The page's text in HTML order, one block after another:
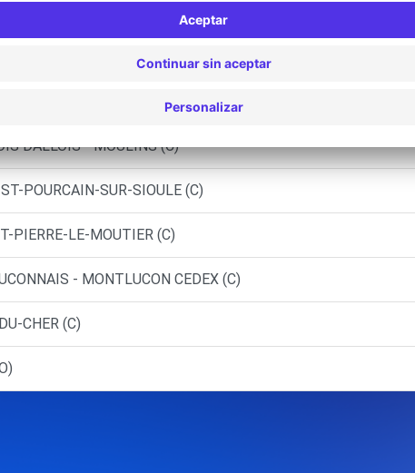
DALLOIS - MOULINS (C)
POURCAIN-SUR-SIOULE (C)
PIERRE-LE-MOUTIER (C)
- MONTLUCON CEDEX (C)
CHER (C)